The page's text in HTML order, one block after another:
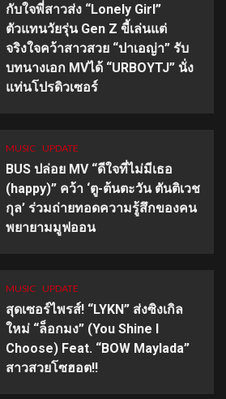
กับใจพี่สาวส่ง “Lonely Girl”
ตัวแทนวัยรุ่น Gen Z ขี้เล่นแต่
จริงใจคว้าสาวสวย “ปาเอญ่า” รับ
บทนางเอก MVได้ “URBOYTJ” นั่ง
แท่นโปรดิวเซอร์
MUSIC UPDATE
BUS ปล่อย MV “ดีใจที่ไม่มีเธอ
(happy)” คว้า ‘ตู-ต้นตะวัน ตันติเวช
กุล’ ร่วมถ่ายทอดความรู้สึกของคน
พยายามมูฟออน
MUSIC UPDATE
สุดเซอร์ไพรส์! “LYKN” ส่งซิงเกิล
ใหม่ “ล็อกมง” (You Shine I
Choose) Feat. “BOW Maylada”
สาวสวยโซฮอต!!